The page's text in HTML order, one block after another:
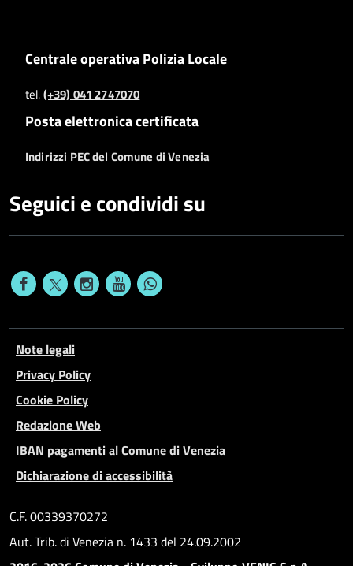
Centrale operativa Polizia Locale
tel.(+39) 041 2747070
Posta elettronica certificata
Indirizzi PEC del Comune di Venezia
Seguici e condividi su
Note legali
Privacy Policy
Cookie Policy
Redazione Web
IBAN pagamenti al Comune di Venezia
Dichiarazione di accessibilità
C.F. 00339370272
Aut. Trib. di Venezia n. 1433 del 24.09.2002